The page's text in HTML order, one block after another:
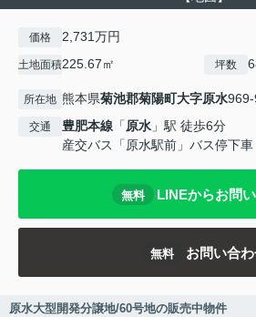
価格 2,731万円
土地面積225.67㎡ 坪数
所在地 熊本県菊池郡菊陽町大字原水969-
交通 豊肥本線 「原水 」駅 徒歩6分
産交バス「原水駅前」バス停下
無料 LINEからお問
無料 お問い合
原水大型開発分譲地/60号地の販売中物件